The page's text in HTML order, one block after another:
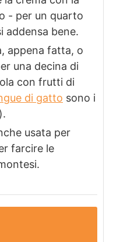
- per un quarto
addensa bene.
appena fatta, o
una decina di
con frutti di
di gatto sono i
usata per
farcire le